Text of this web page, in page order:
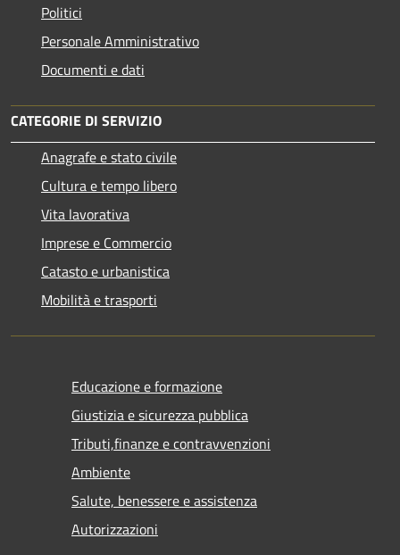
Politici
Personale Amministrativo
Documenti e dati
CATEGORIE DI SERVIZIO
Anagrafe e stato civile
Cultura e tempo libero
Vita lavorativa
Imprese e Commercio
Catasto e urbanistica
Mobilità e trasporti
Educazione e formazione
Giustizia e sicurezza pubblica
Tributi,finanze e contravvenzioni
Ambiente
Salute, benessere e assistenza
Autorizzazioni